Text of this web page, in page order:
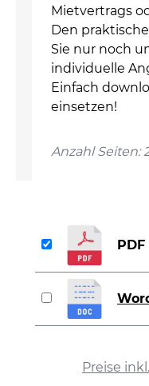
Mietvertrags
Den
Sie nur noch
individuelle
Einfach
einsetzen!
Anzahl Seiten:
Preise
PDF